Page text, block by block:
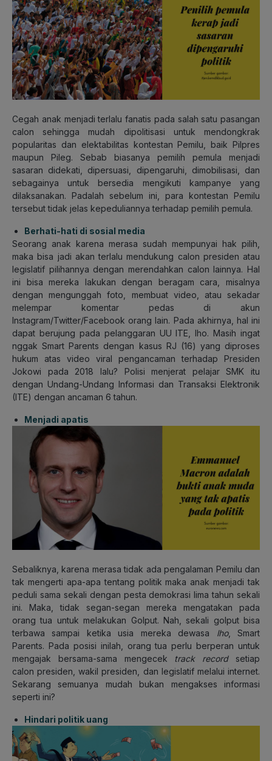
Cegah anak menjadi terlalu fanatis pada salah satu pasangan
calon sehingga mudah dipolitisasi untuk mendongkrak
popularitas dan elektabilitas kontestan Pemilu, baik Pilpres
maupun Pileg. Sebab biasanya pemilih pemula menjadi
sasaran didekati, dipersuasi, dipengaruhi, dimobilisasi, dan
sebagainya untuk bersedia mengikuti kampanye yang
dilaksanakan. Padalah sebelum ini, para kontestan Pemilu
tersebut tidak jelas kepeduliannya terhadap pemilih pemula.
Berhati-hati di sosial media
Seorang anak karena merasa sudah mempunyai hak pilih,
maka bisa jadi akan terlalu mendukung calon presiden atau
legislatif pilihannya dengan merendahkan calon lainnya. Hal
ini bisa mereka lakukan dengan beragam cara, misalnya
dengan mengunggah foto, membuat video, atau sekadar
melempar komentar pedas di akun
Instagram/Twitter/Facebook orang lain. Pada akhirnya, hal ini
dapat berujung pada pelanggaran UU ITE, lho. Masih ingat
nggak Smart Parents dengan kasus RJ (16) yang diproses
hukum atas video viral pengancaman terhadap Presiden
Jokowi pada 2018 lalu? Polisi menjerat pelajar SMK itu
dengan Undang-Undang Informasi dan Transaksi Elektronik
(ITE) dengan ancaman 6 tahun.
Menjadi apatis
Sebaliknya, karena merasa tidak ada pengalaman Pemilu dan
tak mengerti apa-apa tentang politik maka anak menjadi tak
peduli sama sekali dengan pesta demokrasi lima tahun sekali
ini. Maka, tidak segan-segan mereka mengatakan pada
orang tua untuk melakukan Golput. Nah, sekali golput bisa
terbawa sampai ketika usia mereka dewasa lho, Smart
Parents. Pada posisi inilah, orang tua perlu berperan untuk
mengajak bersama-sama mengecek track recordsetiap
calon presiden, wakil presiden, dan legislatif melalui internet.
Sekarang semuanya mudah bukan mengakses informasi
seperti ini?
Hindari politik uang